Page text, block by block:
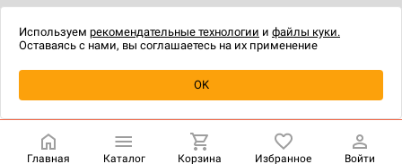
Купить
технологии.
Главная Каталог Корзина Избранное Войти
Используем рекомендательные технологии и файлы куки.
Оставаясь с нами, вы соглашаетесь на их применение
OK